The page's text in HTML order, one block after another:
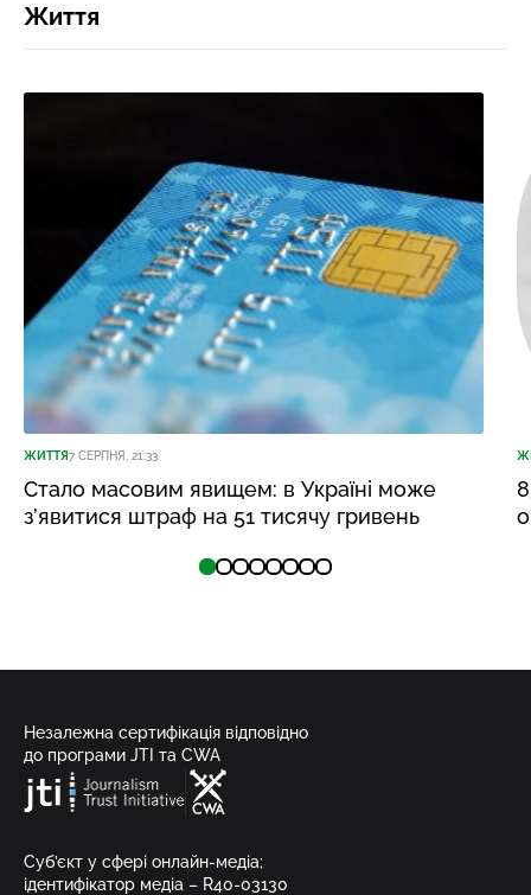
Життя
ЖИТТЯ7 СЕРПНЯ, 21:33
Стало масовим явищем: в Україні може
з’явитися штраф на 51 тисячу гривень
Незалежна сертифікація відповідно
до програми JTI та CWA
Суб’єкт у сфері онлайн-медіа;
ідентифікатор медіа – R40-03130